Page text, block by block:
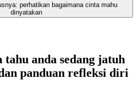
perhatikan bagaimana cinta mahu
dinyatakan
tahu anda sedang jatuh
panduan refleksi diri